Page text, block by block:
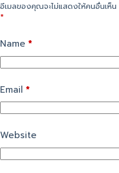
อีเมลของคุณจะไม่แสดงให้คนอื่นเห็น
*
Name *
Email *
Website